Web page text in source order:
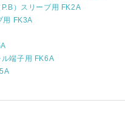
）スリーブ用 FK2A
用 FK3A
端子用 FK6A